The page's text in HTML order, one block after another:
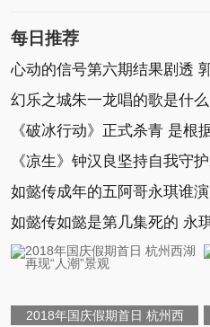
每日推荐
心动的信号第六期结果剧透
《破冰行动》正式杀青 是根
《凉生》钟汉良坚持自我守
2018年国庆假期首日 杭州西